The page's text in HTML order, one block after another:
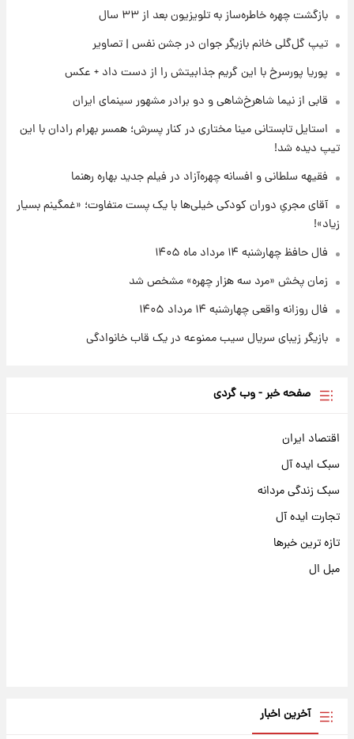
علی مطهری: اجرای کامل تفاهم‌نامه اسلام‌آباد،
۱۸ ساعت پیش
واکنش تند تاکر کارلسون به حمله آمریکا به
مدرسه میناب؛ «باید سیلی محکمی به صورت
۱۹ ساعت پیش
۱۴۰۵/کاهش قیمت طلا و سکه
بازگشت چهره خاطره‌ساز به تلویزیون بعد از ۳۳ سال
تیپ گل‌گلی خانم بازیگر جوان در جشن نفس | تصاویر
پوریا پورسرخ با این گریم جذابیتش را از دست داد + عکس
قابی از نیما شاهرخ‌شاهی و دو برادر مشهور سینمای ایران
استایل تابستانی مینا مختاری در کنار پسرش؛ همسر بهرام رادان با این
تیپ دیده شد!
فقیهه سلطانی و افسانه چهره‌آزاد در فیلم جدید بهاره رهنما
آقای مجریِ دوران کودکی خیلی‌ها با یک پست متفاوت؛ «غمگینم بسیار
زیاد»!
فال حافظ چهارشنبه ۱۴ مرداد ماه ۱۴۰۵
زمان پخش «مرد سه هزار چهره» مشخص شد
فال روزانه واقعی چهارشنبه ۱۴ مرداد ۱۴۰۵
بازیگر زیبای سریال سیب ممنوعه در یک قاب خانوادگی
صفحه خبر - وب گردی
اقتصاد ایران
سبک ایده آل
سبک زندگی مردانه
تجارت ایده آل
تازه ترین خبرها
مبل ال
آخرین اخبار